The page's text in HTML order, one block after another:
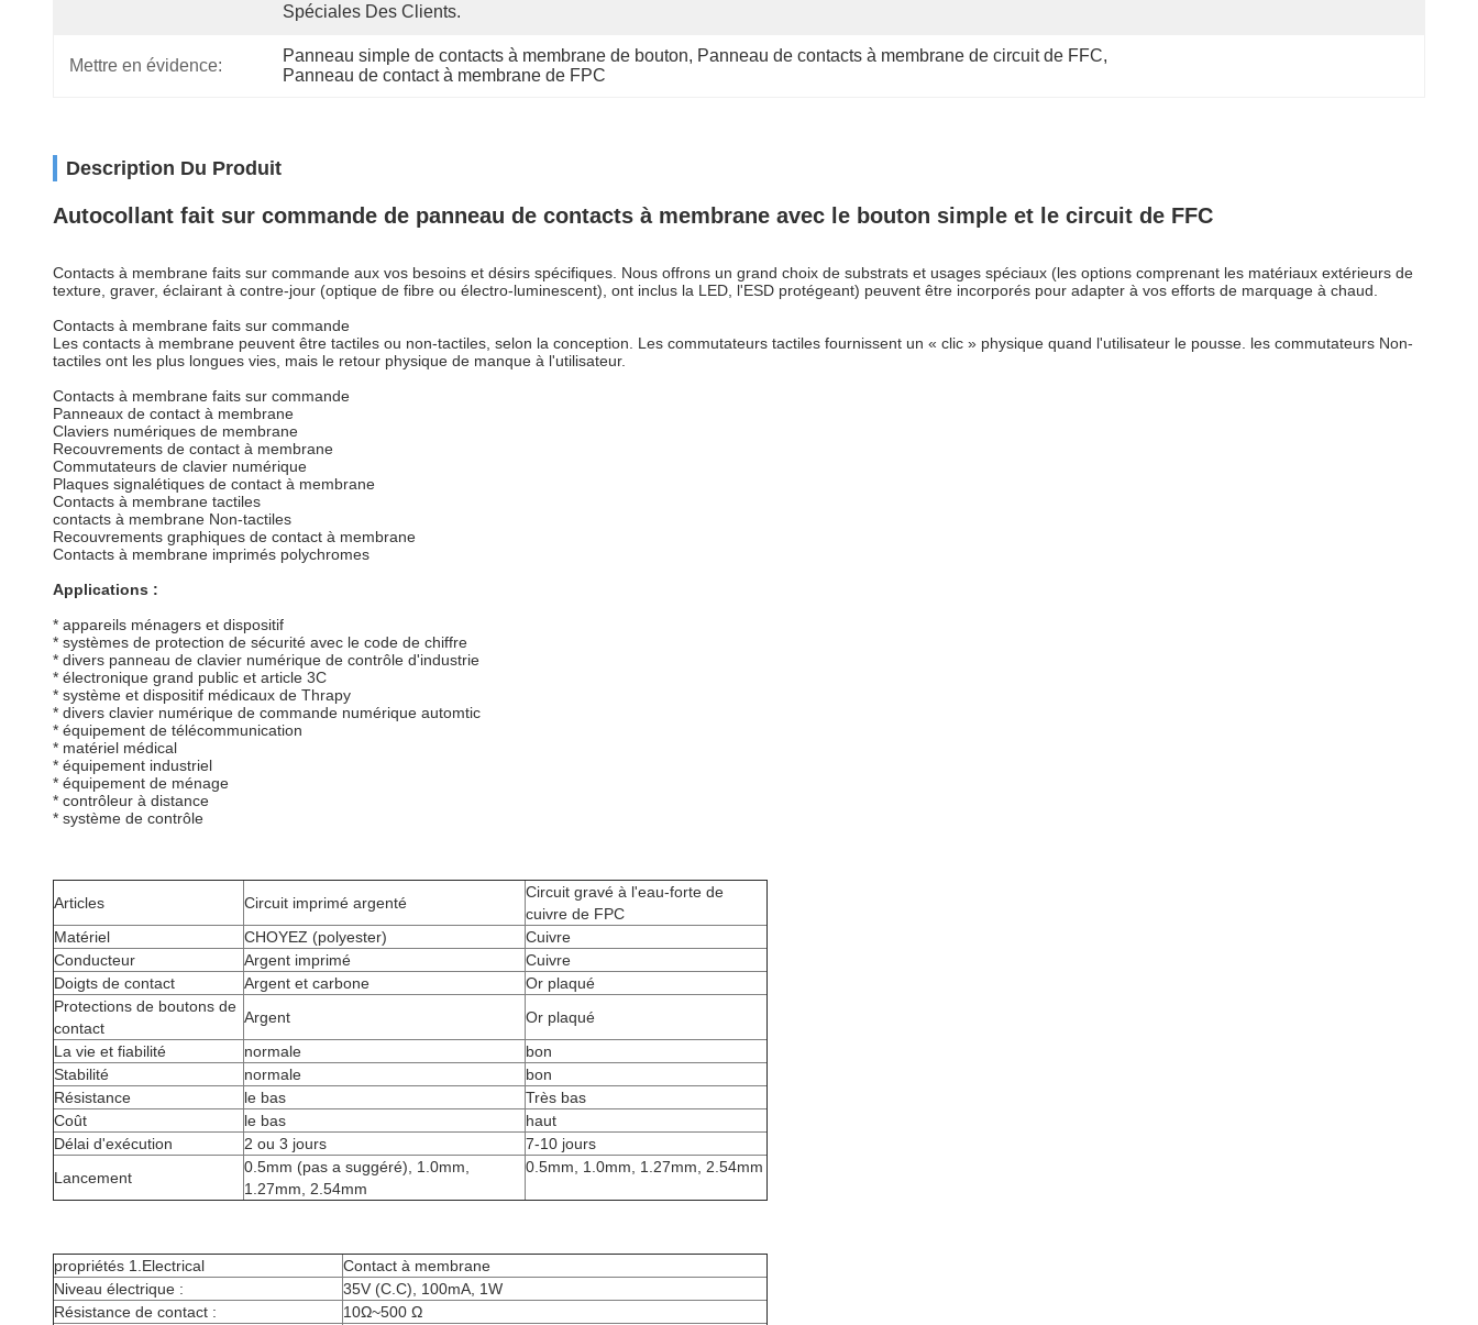
Spéciales Des Clients.
Mettre en évidence:
Panneau simple de contacts à membrane de bouton, Panneau de contacts à membrane de circuit de FFC,
Panneau de contact à membrane de FPC
Description Du Produit
Autocollant fait sur commande de panneau de contacts à membrane avec le bouton simple et le circuit de FFC
Contacts à membrane faits sur commande aux vos besoins et désirs spécifiques. Nous offrons un grand choix de substrats et usages spéciaux (les options comprenant les matériaux extérieurs de
texture, graver, éclairant à contre-jour (optique de fibre ou électro-luminescent), ont inclus la LED, l'ESD protégeant) peuvent être incorporés pour adapter à vos efforts de marquage à chaud.
Contacts à membrane faits sur commande
Les contacts à membrane peuvent être tactiles ou non-tactiles, selon la conception. Les commutateurs tactiles fournissent un « clic » physique quand l'utilisateur le pousse. les commutateurs Non-
tactiles ont les plus longues vies, mais le retour physique de manque à l'utilisateur.
Contacts à membrane faits sur commande
Panneaux de contact à membrane
Claviers numériques de membrane
Recouvrements de contact à membrane
Commutateurs de clavier numérique
Plaques signalétiques de contact à membrane
Contacts à membrane tactiles
contacts à membrane Non-tactiles
Recouvrements graphiques de contact à membrane
Contacts à membrane imprimés polychromes
Applications :
* appareils ménagers et dispositif
* systèmes de protection de sécurité avec le code de chiffre
* divers panneau de clavier numérique de contrôle d'industrie
* électronique grand public et article 3C
* système et dispositif médicaux de Thrapy
* divers clavier numérique de commande numérique automtic
* équipement de télécommunication
* matériel médical
* équipement industriel
* équipement de ménage
* contrôleur à distance
* système de contrôle
Articles Circuit imprimé argenté
Circuit gravé à l'eau-forte de
cuivre de FPC
Matériel
CHOYEZ (polyester)
Cuivre
Conducteur
Argent imprimé
Cuivre
Doigts de contact
Argent et carbone
Or plaqué
Protections de boutons de
contact
Argent
Or plaqué
La vie et fiabilité
normale
bon
Stabilité
normale
bon
Résistance
le bas
Très bas
Coût
le bas
haut
Délai d'exécution
2 ou 3 jours
7-10 jours
Lancement
0.5mm (pas a suggéré), 1.0mm,
1.27mm, 2.54mm
0.5mm, 1.0mm, 1.27mm, 2.54mm
propriétés 1.Electrical
Contact à membrane
Niveau électrique :
35V (C.C), 100mA, 1W
Résistance de contact :
10Ω~500 Ω